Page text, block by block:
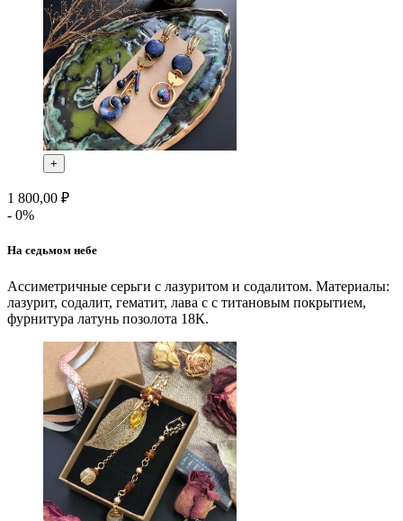
+
1 800,00 ₽
- 0%
На седьмом небе
Ассиметричные серьги с лазуритом и содалитом. Материалы:
лазурит, содалит, гематит, лава с с титановым покрытием,
фурнитура латунь позолота 18К.